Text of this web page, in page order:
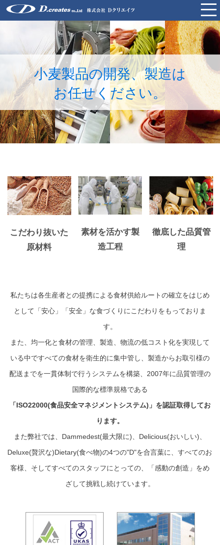
HOME
商品開発と製造
生パスタ
製菓
中華麺
お取引事例
お問い合わせ
小麦製品の開発、製造は
お任せください。
こだわり抜いた
原材料
素材を活かす製
造工程
徹底した品質管
理
私たちは各生産者との提携による食材供給ルートの確立をはじめ
として「安心」「安全」な食づくりにこだわりをもっておりま
す。
また、均一化と食材の管理、製造、物流の低コスト化を実現して
いる中ですべての食材を衛生的に集中管し、製造からお取引様の
配送までを一貫体制で行うシステムを構築、2007年に品質管理の
国際的な標準規格である
「ISO22000(食品安全マネジメントシステム)」を認証取得してお
ります。
また弊社では、Dammedest(最大限に)、Delicious(おいしい)、
Deluxe(贅沢な)Dietary(食べ物)の4つの"D"を合言葉に、すべてのお
客様、そしてすべてのスタッフにとっての、「感動の創造」をめ
ざして挑戦し続けています。